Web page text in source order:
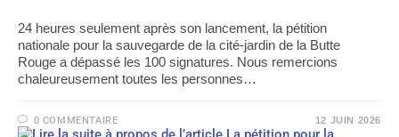
24 heures seulement après son lancement, la pétition
nationale pour la sauvegarde de la cité-jardin de la Butte
Rouge a dépassé les 100 signatures. Nous remercions
chaleureusement toutes les personnes…
0 COMMENTAIRE 12 JUIN 2026